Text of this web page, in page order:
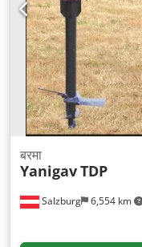
Salzburg 6,554 km
बरमा
YanigavTDP